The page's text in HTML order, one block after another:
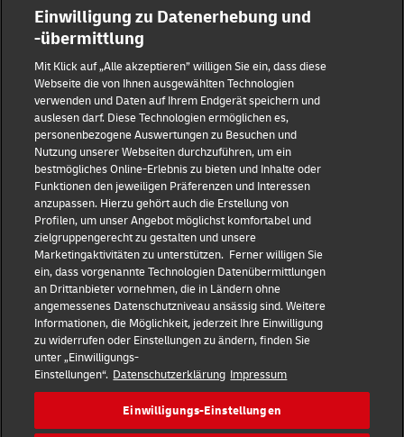
Reporting Hub
Impressum
Datenschutz
Haftungsausschluss
Cookie-Einstellungen
IR Kontakt
Follow us
Einwilligung zu Datenerhebung und
-übermittlung
Mit Klick auf „Alle akzeptieren” willigen Sie ein, dass diese
Webseite die von Ihnen ausgewählten Technologien
verwenden und Daten auf Ihrem Endgerät speichern und
auslesen darf. Diese Technologien ermöglichen es,
personenbezogene Auswertungen zu Besuchen und
Nutzung unserer Webseiten durchzuführen, um ein
bestmögliches Online-Erlebnis zu bieten und Inhalte oder
Funktionen den jeweiligen Präferenzen und Interessen
anzupassen. Hierzu gehört auch die Erstellung von
Profilen, um unser Angebot möglichst komfortabel und
zielgruppengerecht zu gestalten und unsere
Marketingaktivitäten zu unterstützen. Ferner willigen Sie
ein, dass vorgenannte Technologien Datenübermittlungen
an Drittanbieter vornehmen, die in Ländern ohne
angemessenes Datenschutzniveau ansässig sind. Weitere
Informationen, die Möglichkeit, jederzeit Ihre Einwilligung
zu widerrufen oder Einstellungen zu ändern, finden Sie
unter „Einwilligungs-
Einstellungen“. Datenschutzerklärung Impressum
Einwilligungs-Einstellungen